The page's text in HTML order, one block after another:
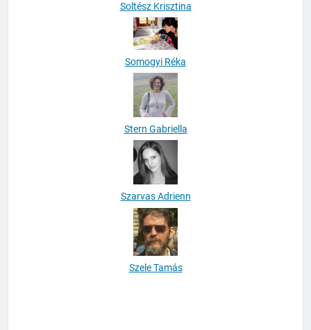
Soltész Krisztina
Somogyi Réka
Stern Gabriella
Szarvas Adrienn
Szele Tamás